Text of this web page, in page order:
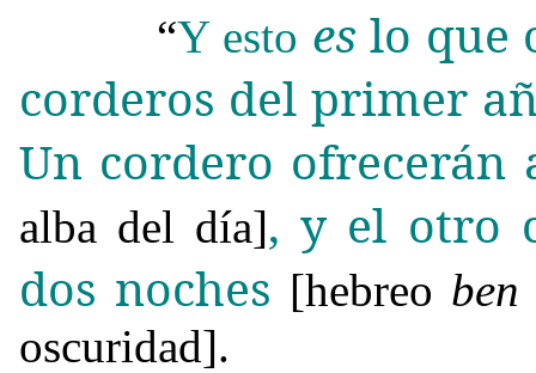
“Y esto es lo que
corderos del primer
Un cordero ofrecerán
alba del día], y el otro
dos noches [hebreo
oscuridad].